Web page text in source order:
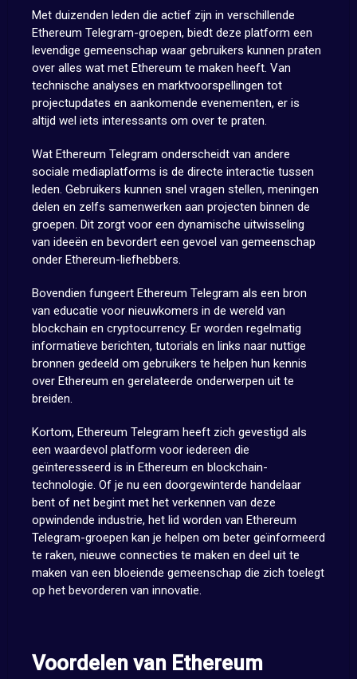
Met duizenden leden die actief zijn in verschillende
Ethereum Telegram-groepen, biedt deze platform een
levendige gemeenschap waar gebruikers kunnen praten
over alles wat met Ethereum te maken heeft. Van
technische analyses en marktvoorspellingen tot
projectupdates en aankomende evenementen, er is
altijd wel iets interessants om over te praten.
Wat Ethereum Telegram onderscheidt van andere
sociale mediaplatforms is de directe interactie tussen
leden. Gebruikers kunnen snel vragen stellen, meningen
delen en zelfs samenwerken aan projecten binnen de
groepen. Dit zorgt voor een dynamische uitwisseling
van ideeën en bevordert een gevoel van gemeenschap
onder Ethereum-liefhebbers.
Bovendien fungeert Ethereum Telegram als een bron
van educatie voor nieuwkomers in de wereld van
blockchain en cryptocurrency. Er worden regelmatig
informatieve berichten, tutorials en links naar nuttige
bronnen gedeeld om gebruikers te helpen hun kennis
over Ethereum en gerelateerde onderwerpen uit te
breiden.
Kortom, Ethereum Telegram heeft zich gevestigd als
een waardevol platform voor iedereen die
geïnteresseerd is in Ethereum en blockchain-
technologie. Of je nu een doorgewinterde handelaar
bent of net begint met het verkennen van deze
opwindende industrie, het lid worden van Ethereum
Telegram-groepen kan je helpen om beter geïnformeerd
te raken, nieuwe connecties te maken en deel uit te
maken van een bloeiende gemeenschap die zich toelegt
op het bevorderen van innovatie.
Voordelen van Ethereum